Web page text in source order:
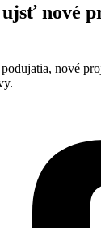
ujsť nové
nové